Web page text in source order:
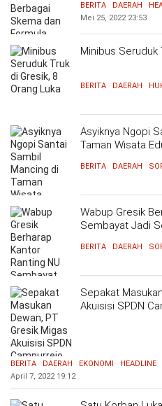
BERITA DAERAH
Mei 25, 2022 23:53
Minibus Seruduk
BERITA DAERAH
Asyiknya Ngopi
Taman Wisata
BERITA DAERAH
Wabup Gresik
Sembayat Jadi
BERITA DAERAH
Sepakat
Akuisisi SPDN
BERITA DAERAH EKONOMI HEADLINE
April 7, 2022 19:12